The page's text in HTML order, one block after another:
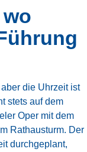
die Uhrzeit ist
stets auf dem
Oper mit dem
Rathausturm. Der
durchgeplant,